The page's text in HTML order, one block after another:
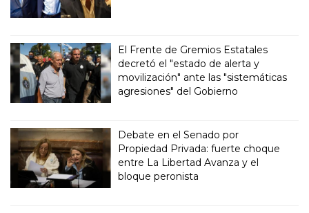
El Frente de Gremios Estatales
decretó el "estado de alerta y
movilización" ante las "sistemáticas
agresiones" del Gobierno
Debate en el Senado por
Propiedad Privada: fuerte choque
entre La Libertad Avanza y el
bloque peronista